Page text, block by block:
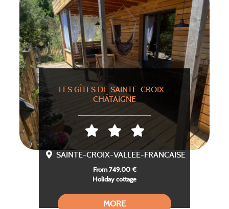
LES GÎTES DE SAINTE-CROIX –
CHÂTAIGNE
SAINTE-CROIX-VALLEE-FRANCAISE
From 749,00 €
Holiday cottage
MORE